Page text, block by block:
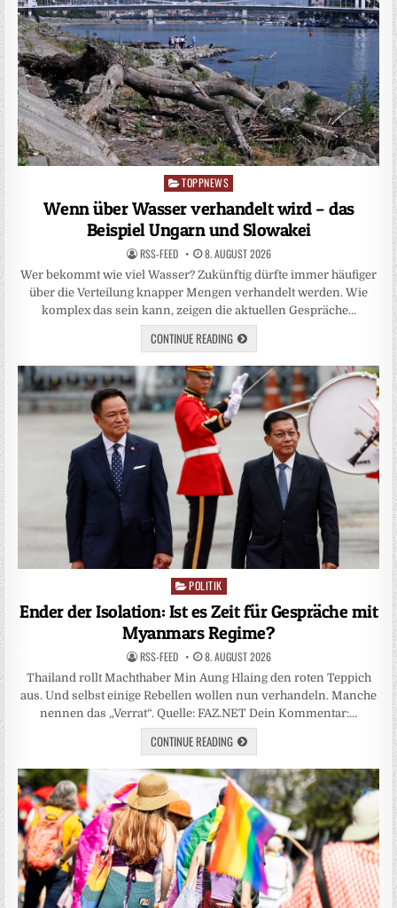
Posted
TOPPNEWS
Wenn über Wasser verhandelt wird – das
Beispiel Ungarn und Slowakei
RSS-FEED 8. AUGUST 2026
Wer bekommt wie viel Wasser? Zukünftig dürfte immer häufiger
über die Verteilung knapper Mengen verhandelt werden. Wie
komplex das sein kann, zeigen die aktuellen Gespräche…
CONTINUE READING
Posted
in
POLITIK
Ender der Isolation: Ist es Zeit für Gespräche mit
Myanmars Regime?
RSS-FEED 8. AUGUST 2026
Thailand rollt Machthaber Min Aung Hlaing den roten Teppich
aus. Und selbst einige Rebellen wollen nun verhandeln. Manche
nennen das „Verrat“. Quelle: FAZ.NET Dein Kommentar:…
CONTINUE READING